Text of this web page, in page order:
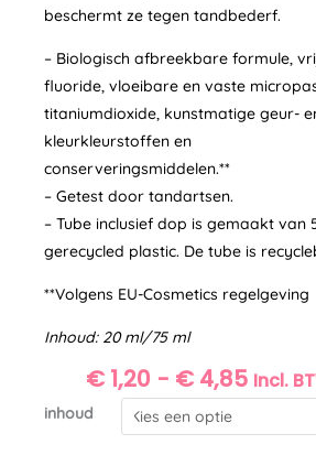
beschermt ze tegen tandbederf.
– Biologisch afbreekbare formule,
fluoride, vloeibare en vaste
titaniumdioxide, kunstmatige geur-
kleurkleurstoffen en
conserveringsmiddelen.**
– Getest door tandartsen.
– Tube inclusief dop is gemaakt van
gerecycled plastic. De tube is
**Volgens EU-Cosmetics regelgeving
Inhoud: 20 ml/75 ml
€1,20 - €4,85P
R
I
Incl.
inhoud
Tandpasta